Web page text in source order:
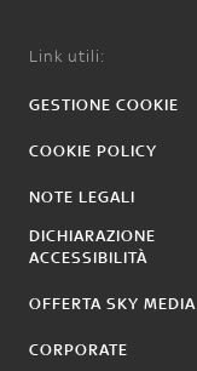
Link utili:
GESTIONE COOKIE
COOKIE POLICY
NOTE LEGALI
DICHIARAZIONE
ACCESSIBILITÀ
OFFERTA SKY MEDIA
CORPORATE